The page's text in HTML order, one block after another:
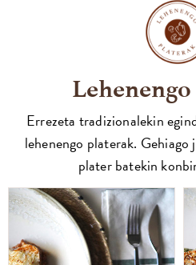
Errezeta tradizionalekin
lehenengo platerak.
plater batekin